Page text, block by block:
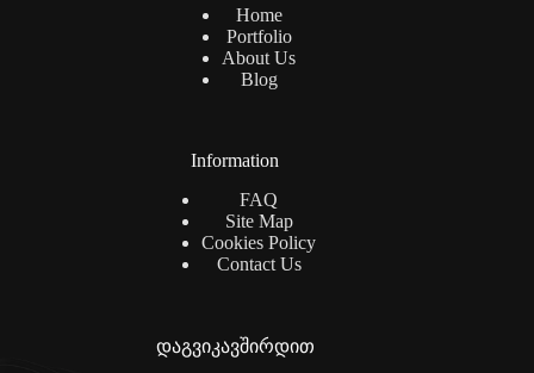
Home
Portfolio
About Us
Blog
Information
FAQ
Site Map
Cookies Policy
Contact Us
დაგვიკავშირდით